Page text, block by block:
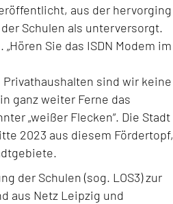
aus der hervorging
Schulen als unterversorgt.
Sie das ISDN Modem im
sind wir keine
ganz weiter Ferne das
„weißer Flecken“. Die Stadt
2023 aus diesem Fördertopf,
der Schulen (sog. LOS3) zur
aus Netz Leipzig und